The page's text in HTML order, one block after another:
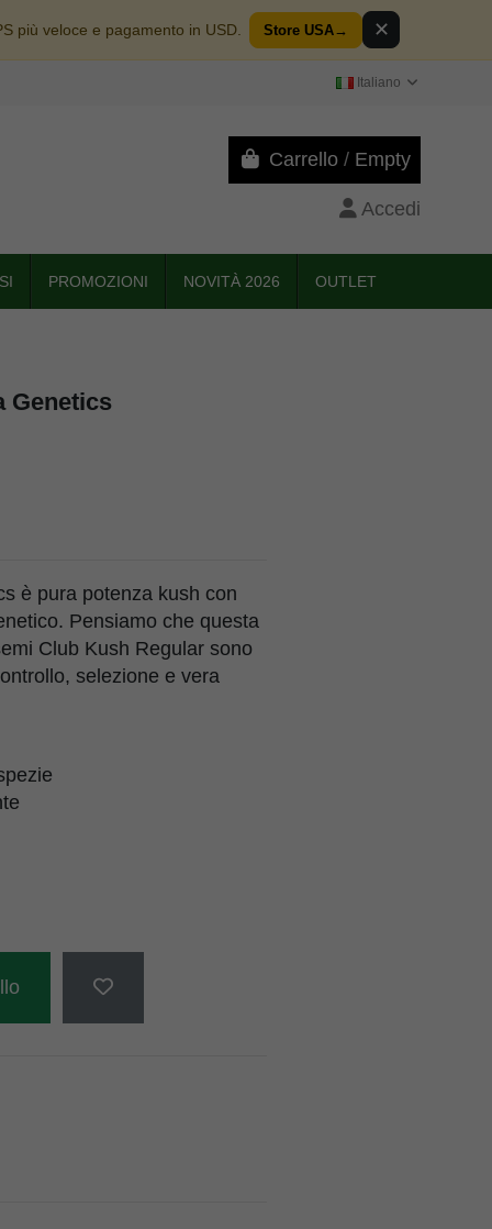
più veloce e pagamento in USD. Store USA→ ✕
Italiano
Carrello / Empty
Accedi
PROMOZIONI NOVITÀ 2026 OUTLET
Genetics
è pura potenza kush con
Pensiamo che questa
Club Kush Regular sono
selezione e vera